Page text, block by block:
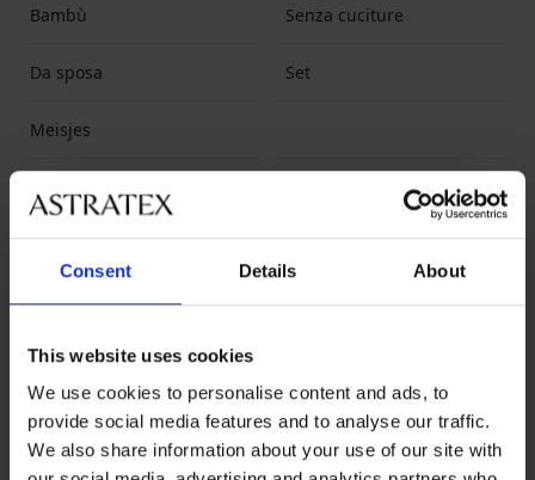
Consent Details About
This website uses cookies
We use cookies to personalise content and ads, to
provide social media features and to analyse our traffic.
We also share information about your use of our site with
Bambù Senza cuciture
Da sposa Set
Meisjes
FILTRI
Ordinare per:
5% di rimborso sugli
acquisti
Cambi e resi gratuiti